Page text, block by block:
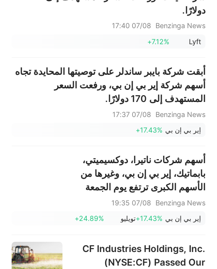
دولارًا.
Benzinga News
07/08 17:40
Lyft
+7.12%
أبقت شركة بايبر ساندلر على توصيتها المحايدة تجاه
أسهم شركة إير بي إن بي، ورفعت السعر
المستهدف إلى 170 دولارًا.
Benzinga News
07/08 17:37
إير بي إن بي +17.43%
أسهم شركات ناتيرا، دوكسيميتي،
بابماتيك، إير بي إن بي، وغيرها من
الأسهم الكبرى ترتفع يوم الجمعة
Benzinga News
07/08 19:35
إير بي إن بي +17.43%تويليو +24.89%
CF Industries Holdings, Inc.
(NYSE:CF) Passed Our